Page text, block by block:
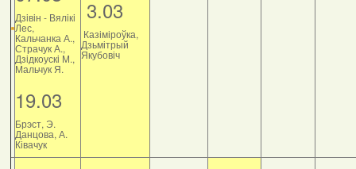
Дзiвiн - Вялiкi
Лес,
Кальчанка А.,
Страчук А.,
Дзiдкоускi М.,
Мальчук Я.
19.03
Брэст, Э.
Данцова, А.
Ківачук
3.03
Казіміроўка,
Дзьмітрый
Якубовіч